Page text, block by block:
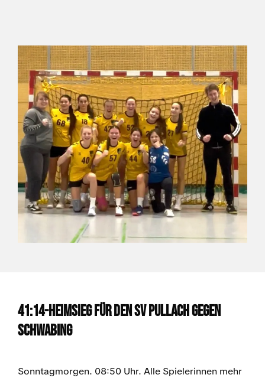
41:14-Heimsieg für den SV Pullach gegen
Schwabing
Sonntagmorgen. 08:50 Uhr. Alle Spielerinnen mehr